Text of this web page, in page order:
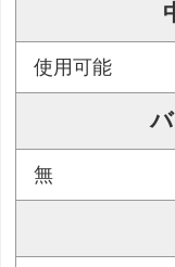
使用可能
無